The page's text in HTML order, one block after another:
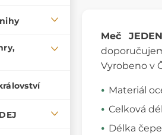
Meč
Vyrobeno v
Materiál
Celková
Délka